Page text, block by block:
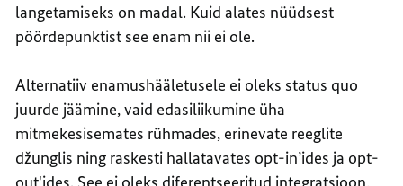
langetamiseks on madal. Kuid alates nüüdsest
pöördepunktist see enam nii ei ole.
Alternatiiv enamushääletusele ei oleks status quo
juurde jäämine, vaid edasiliikumine üha
mitmekesisemates rühmades, erinevate reeglite
džunglis ning raskesti hallatavates opt-in’ides ja opt-
out'ides. See ei oleks diferentseeritud integratsioon,